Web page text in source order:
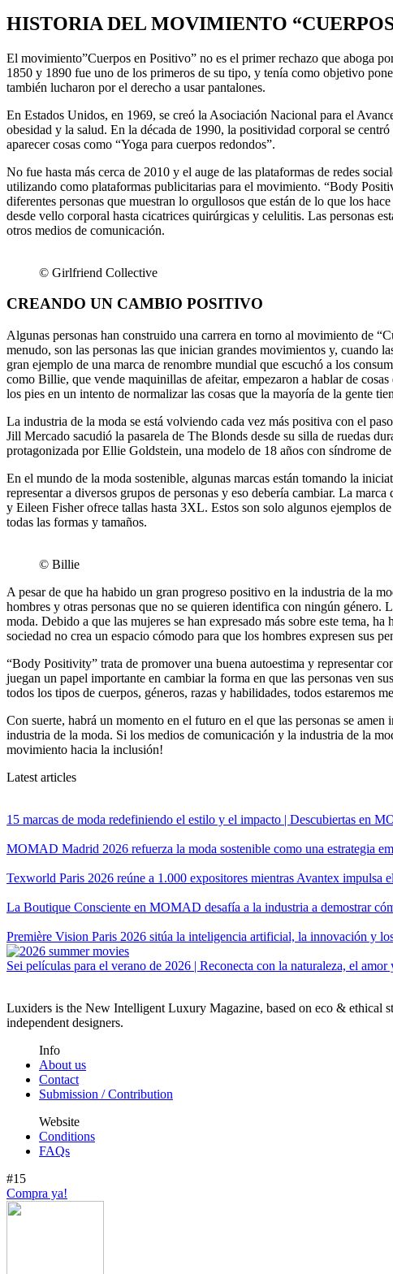
HISTORIA DEL MOVIMIENTO
El movimiento”Cuerpos en Positivo” no es el primer rechazo que aboga
1850 y 1890 fue uno de los primeros de su tipo, y tenía como objetivo
también lucharon por el derecho a usar pantalones.
En Estados Unidos, en 1969, se creó la Asociación Nacional para el
obesidad y la salud. En la década de 1990, la positividad corporal se
aparecer cosas como “Yoga para cuerpos redondos”.
No fue hasta más cerca de 2010 y el auge de las plataformas de redes
utilizando como plataformas publicitarias para el movimiento. “Body
diferentes personas que muestran lo orgullosos que están de lo que los
desde vello corporal hasta cicatrices quirúrgicas y celulitis. Las personas
otros medios de comunicación.
© Girlfriend Collective
CREANDO UN CAMBIO POSITIVO
Algunas personas han construido una carrera en torno al movimiento de
menudo, son las personas las que inician grandes movimientos y, cuando
gran ejemplo de una marca de renombre mundial que escuchó a los
como Billie, que vende maquinillas de afeitar, empezaron a hablar de
los pies en un intento de normalizar las cosas que la mayoría de la gente
La industria de la moda se está volviendo cada vez más positiva con el
Jill Mercado sacudió la pasarela de The Blonds desde su silla de ruedas
protagonizada por Ellie Goldstein, una modelo de 18 años con síndrome
En el mundo de la moda sostenible, algunas marcas están tomando la
representar a diversos grupos de personas y eso debería cambiar. La
y Eileen Fisher ofrece tallas hasta 3XL. Estos son solo algunos ejemplos
todas las formas y tamaños.
© Billie
A pesar de que ha habido un gran progreso positivo en la industria de la
hombres y otras personas que no se quieren identifica con ningún género.
moda. Debido a que las mujeres se han expresado más sobre este tema,
sociedad no crea un espacio cómodo para que los hombres expresen sus
“Body Positivity” trata de promover una buena autoestima y representar
juegan un papel importante en cambiar la forma en que las personas ven
todos los tipos de cuerpos, géneros, razas y habilidades, todos estaremos
Con suerte, habrá un momento en el futuro en el que las personas se
industria de la moda. Si los medios de comunicación y la industria de la
movimiento hacia la inclusión!
Latest articles
15 marcas de moda redefiniendo el estilo y el impacto | Descubiertas en
MOMAD Madrid 2026 refuerza la moda sostenible como una estrategia
Texworld Paris 2026 reúne a 1.000 expositores mientras Avantex impulsa
La Boutique Consciente en MOMAD desafía a la industria a demostrar
Première Vision Paris 2026 sitúa la inteligencia artificial, la innovación y
Sei películas para el verano de 2026 | Reconecta con la naturaleza, el amor
Luxiders is the New Intelligent Luxury Magazine, based on eco & ethical
independent designers.
Info
About us
Contact
Submission / Contribution
Website
Conditions
FAQs
#15
Compra ya!